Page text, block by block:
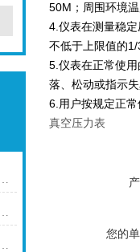
波液位计的安装原理你可知晓！
位计的主要特点可归纳如下
海仪表电磁流量计的功能所在
50M；周围环境
4.仪表在测量稳
不低于上限值的1/
5.仪表在正常使
落、松动或指示
6.用户按规定正
真空压力表
您的